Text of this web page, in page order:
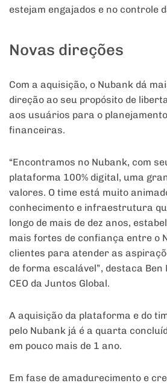
estejam engajados e no controle
Novas direções
Com a aquisição, o Nubank dá
direção ao seu propósito de
aos usuários para o
financeiras.
“Encontramos no Nubank, com
plataforma 100% digital, uma
valores. O time está muito
conhecimento e infraestrutura
longo de mais de dez anos,
mais fortes de confiança entre o
clientes para atender as
de forma escalável”, destaca
CEO da Juntos Global.
A aquisição da plataforma e do
pelo Nubank já é a quarta
em pouco mais de 1 ano.
Em fase de amadurecimento e